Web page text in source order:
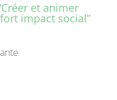
et animer
impact social”